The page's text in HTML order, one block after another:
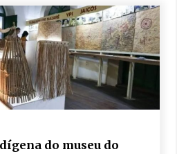
do museu do